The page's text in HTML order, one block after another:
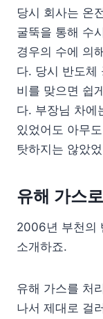
당시 회사는 온
굴뚝을 통해 수
경우의 수에 의
다. 당시 반도체
비를 맞으면 쉽
다. 부장님 차에
있었어도 아무
탓하지는 않았
유해 가스
2006년 부천의
소개하죠.
유해 가스를 처
나서 제대로 걸